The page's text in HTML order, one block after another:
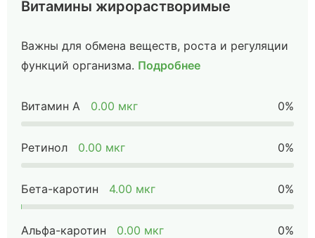
Витамины жирорастворимые
Важны для обмена веществ, роста и регуляции
функций организма. Подробнее
Витамин А 0.00 мкг 0%
Ретинол 0.00 мкг 0%
Бета-каротин 4.00 мкг 0%
Альфа-каротин 0.00 мкг 0%